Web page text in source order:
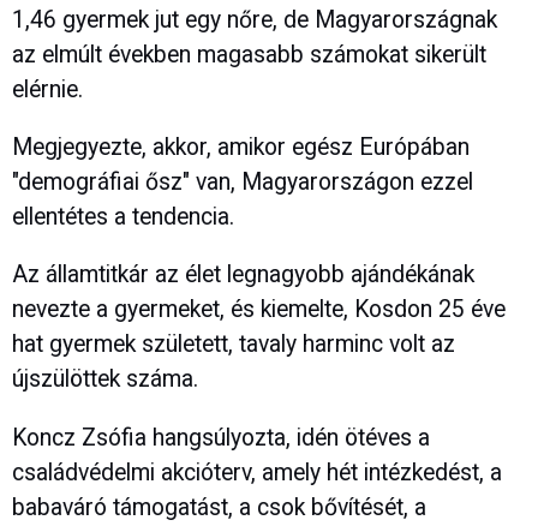
1,46 gyermek jut egy nőre, de Magyarországnak
az elmúlt években magasabb számokat sikerült
elérnie.
Megjegyezte, akkor, amikor egész Európában
"demográfiai ősz" van, Magyarországon ezzel
ellentétes a tendencia.
Az államtitkár az élet legnagyobb ajándékának
nevezte a gyermeket, és kiemelte, Kosdon 25 éve
hat gyermek született, tavaly harminc volt az
újszülöttek száma.
Koncz Zsófia hangsúlyozta, idén ötéves a
családvédelmi akcióterv, amely hét intézkedést, a
babaváró támogatást, a csok bővítését, a